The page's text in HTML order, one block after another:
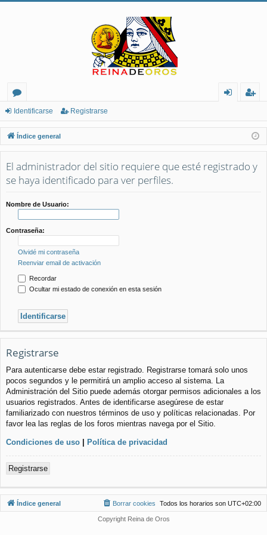
or
os
nt
ifi
ca
ist
ra
rs
Identificarse Registrarse
Índice general
El administrador del sitio requiere que esté registrado y
se haya identificado para ver perfiles.
Nombre de Usuario:
Contraseña:
Olvidé mi contraseña
Reenviar email de activación
Recordar
Ocultar mi estado de conexión en esta sesión
Registrarse
Para autenticarse debe estar registrado. Registrarse tomará solo unos
pocos segundos y le permitirá un amplio acceso al sistema. La
Administración del Sitio puede además otorgar permisos adicionales a los
usuarios registrados. Antes de identificarse asegúrese de estar
familiarizado con nuestros términos de uso y políticas relacionadas. Por
favor lea las reglas de los foros mientras navega por el Sitio.
Condiciones de uso | Política de privacidad
Registrarse
Índice general Todos los horarios son UTC+02:00
Borrar cookies
Copyright Reina de Oros